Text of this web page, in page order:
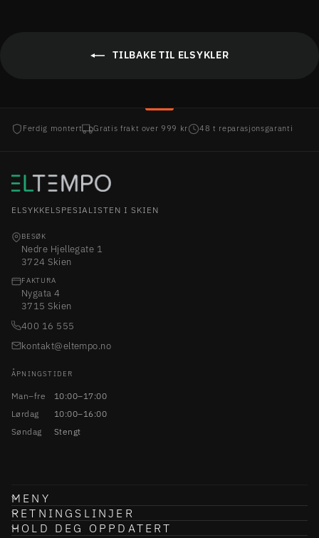
TILBAKE TIL ELSYKLER
Ferdig montert Gratis frakt over 999 kr 48 t reparasjonsgaranti
ELSYKKELSPESIALISTEN I SKIEN
BESØK
Nedre Hjellegate 1
3724 Skien
FAKTURA
Nygata 4
3715 Skien
400 16 555
kontakt@eltempo.no
ÅPNINGSTIDER
Man–fre
10:00–17:00
Lørdag
10:00–16:00
Søndag
Stengt
MENY
RETNINGSLINJER
HOLD DEG OPPDATERT